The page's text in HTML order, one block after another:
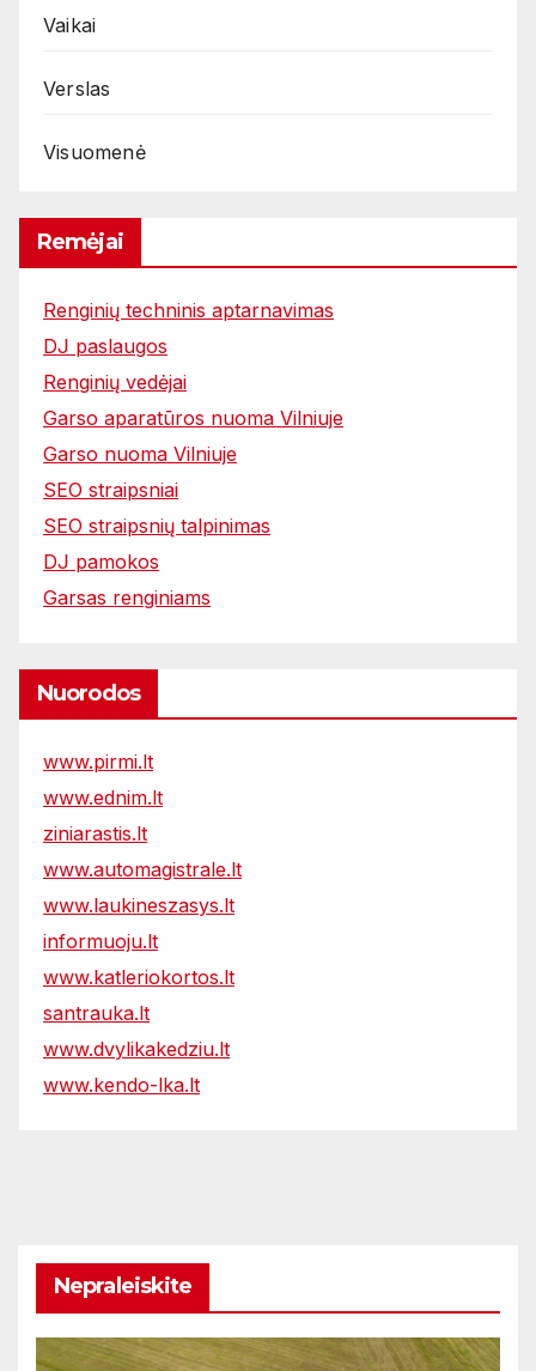
Vaikai
Verslas
Visuomenė
Remėjai
Renginių techninis aptarnavimas
DJ paslaugos
Renginių vedėjai
Garso aparatūros nuoma Vilniuje
Garso nuoma Vilniuje
SEO straipsniai
SEO straipsnių talpinimas
DJ pamokos
Garsas renginiams
Nuorodos
www.pirmi.lt
www.ednim.lt
ziniarastis.lt
www.automagistrale.lt
www.laukineszasys.lt
informuoju.lt
www.katleriokortos.lt
santrauka.lt
www.dvylikakedziu.lt
www.kendo-lka.lt
Nepraleiskite